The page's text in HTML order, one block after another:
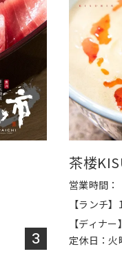
3
茶楼
営業時間：
【ランチ
【ディナ
定休日：火